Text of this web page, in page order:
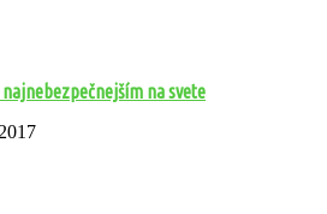
na svete